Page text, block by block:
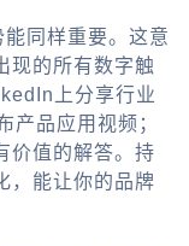
能同样重要。这意
现的所有数字触
上分享行业
产品应用视频；
价值的解答。持
，能让你的品牌